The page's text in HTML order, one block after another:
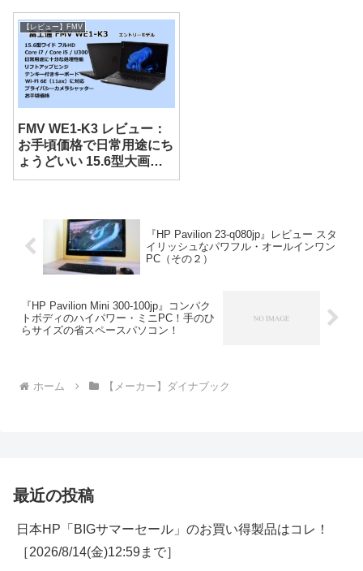
【レビュー】FMV
FMV WE1-K3 レビュー：
お手頃価格で日常用途にち
ょうどいい 15.6型大画面
ノート
『HP Pavilion 23-q080jp』レビュー スタ
イリッシュなパワフル・オールインワン
PC（その２）
『HP Pavilion Mini 300-100jp』コンパク
トボディのハイパワー・ミニPC！手のひ
らサイズの省スペースパソコン！
ホーム 【メーカー】ダイナブック
最近の投稿
日本HP「BIGサマーセール」のお買い得製品はコレ！
［2026/8/14(金)12:59まで］